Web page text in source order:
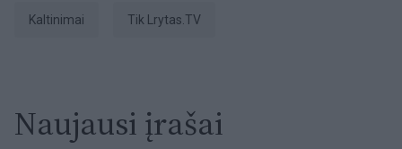
kaltinimai tik Lrytas.TV
Naujausi įrašai